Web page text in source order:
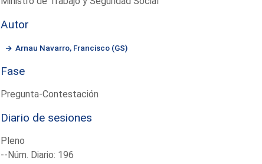
Autor
Arnau Navarro, Francisco (GS)
Fase
Pregunta-Contestación
Diario de sesiones
Pleno
--Núm. Diario: 196